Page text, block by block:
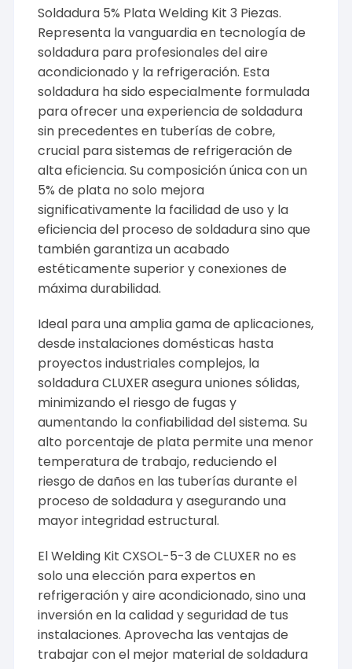
Soldadura 5% Plata Welding Kit 3 Piezas.
Representa la vanguardia en tecnología de
soldadura para profesionales del aire
acondicionado y la refrigeración. Esta
soldadura ha sido especialmente formulada
para ofrecer una experiencia de soldadura
sin precedentes en tuberías de cobre,
crucial para sistemas de refrigeración de
alta eficiencia. Su composición única con un
5% de plata no solo mejora
significativamente la facilidad de uso y la
eficiencia del proceso de soldadura sino que
también garantiza un acabado
estéticamente superior y conexiones de
máxima durabilidad.
Ideal para una amplia gama de aplicaciones,
desde instalaciones domésticas hasta
proyectos industriales complejos, la
soldadura CLUXER asegura uniones sólidas,
minimizando el riesgo de fugas y
aumentando la confiabilidad del sistema. Su
alto porcentaje de plata permite una menor
temperatura de trabajo, reduciendo el
riesgo de daños en las tuberías durante el
proceso de soldadura y asegurando una
mayor integridad estructural.
El Welding Kit CXSOL-5-3 de CLUXER no es
solo una elección para expertos en
refrigeración y aire acondicionado, sino una
inversión en la calidad y seguridad de tus
instalaciones. Aprovecha las ventajas de
trabajar con el mejor material de soldadura